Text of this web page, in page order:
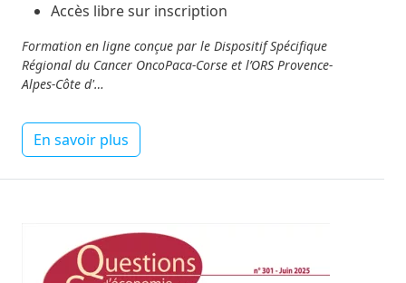
Accès libre sur inscription
Formation en ligne conçue par le Dispositif Spécifique
Régional du Cancer OncoPaca-Corse et l’ORS Provence-
Alpes-Côte d'…
En savoir plus